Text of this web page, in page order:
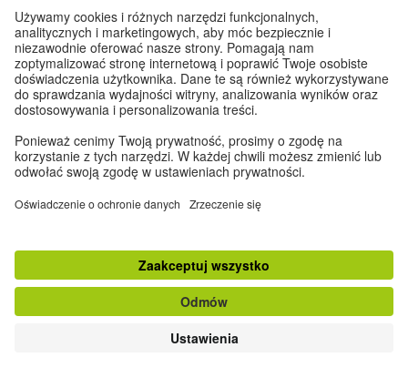
Do góry
klasyczna wersja strony
Zapisz się do Newslettera
Dane kontaktowe|Impressum |Ustawienia prywatności|Ochrona danych
osobowych